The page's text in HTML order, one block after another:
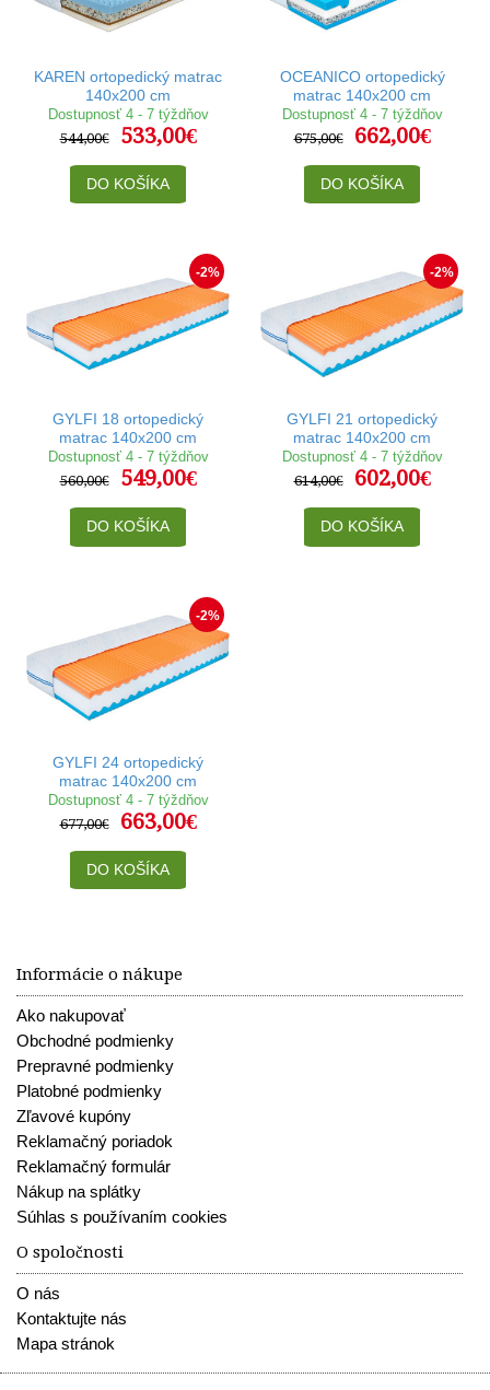
KAREN ortopedický matrac
140x200 cm
Dostupnosť 4 - 7 týždňov
544,00€
533,00€
DO KOŠÍKA
OCEANICO ortopedický
matrac 140x200 cm
Dostupnosť 4 - 7 týždňov
675,00€
662,00€
DO KOŠÍKA
-2%
GYLFI 18 ortopedický
matrac 140x200 cm
Dostupnosť 4 - 7 týždňov
560,00€
549,00€
DO KOŠÍKA
-2%
GYLFI 21 ortopedický
matrac 140x200 cm
Dostupnosť 4 - 7 týždňov
614,00€
602,00€
DO KOŠÍKA
-2%
GYLFI 24 ortopedický
matrac 140x200 cm
Dostupnosť 4 - 7 týždňov
677,00€
663,00€
DO KOŠÍKA
Informácie o nákupe
Ako nakupovať
Obchodné podmienky
Prepravné podmienky
Platobné podmienky
Zľavové kupóny
Reklamačný poriadok
Reklamačný formulár
Nákup na splátky
Súhlas s používaním cookies
O spoločnosti
O nás
Kontaktujte nás
Mapa stránok